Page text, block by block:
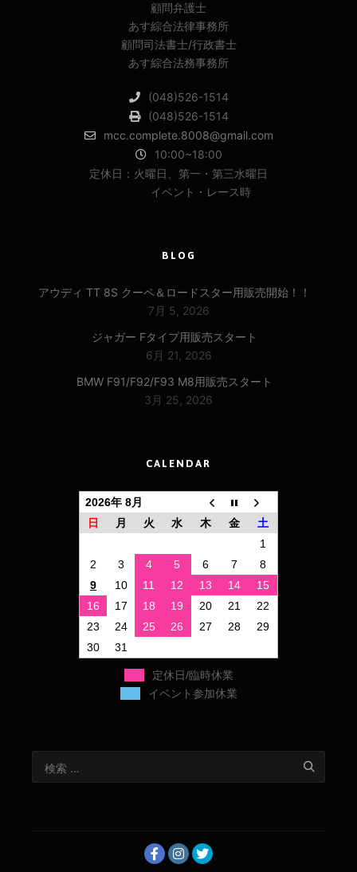
顧問弁護士
あす綜合法律事務所
顧問司法書士/行政書士
あす綜合法務事務所
(048)526-1514
(048)526-1514
mcc.complete.8008@gmail.com
10:00~18:00
定休日：火曜日、第一・第三水曜日
イベント・レース時
BLOG
アウディ TT 8S クーペ＆ロードスター用販売開始！！
7月 5, 2026
ジャガー Fタイプ用販売スタート
6月 21, 2026
BMW F91/F92/F93 M8用販売スタート
3月 25, 2026
CALENDAR
2026年 8月
日
月 火 水 木 金
土
1
2
3 4 5 6 7
8
9
10 11 12 13 14
15
16
17 18 19 20 21
22
23
24 25 26 27 28
29
30
31
定休日/臨時休業
イベント参加休業